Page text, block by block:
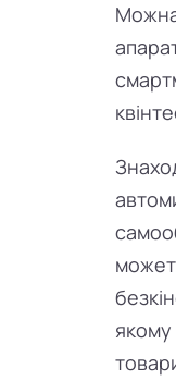
якому